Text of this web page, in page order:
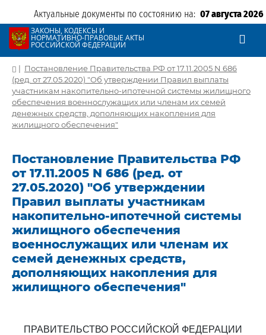
Актуальные документы по состоянию на: 07 августа 2026
ЗАКОНЫ, КОДЕКСЫ И
НОРМАТИВНО-ПРАВОВЫЕ АКТЫ
РОССИЙСКОЙ ФЕДЕРАЦИИ
| Постановление Правительства РФ от 17.11.2005 N 686
(ред. от 27.05.2020) "Об утверждении Правил выплаты
участникам накопительно-ипотечной системы жилищного
обеспечения военнослужащих или членам их семей
денежных средств, дополняющих накопления для
жилищного обеспечения"
Постановление Правительства РФ
от 17.11.2005 N 686 (ред. от
27.05.2020) "Об утверждении
Правил выплаты участникам
накопительно-ипотечной системы
жилищного обеспечения
военнослужащих или членам их
семей денежных средств,
дополняющих накопления для
жилищного обеспечения"
ПРАВИТЕЛЬСТВО РОССИЙСКОЙ ФЕДЕРАЦИИ